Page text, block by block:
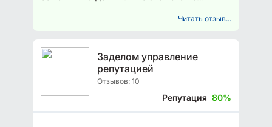
Читать отзыв...
Заделом управление
репутацией
Отзывов: 10
Репутация 80%